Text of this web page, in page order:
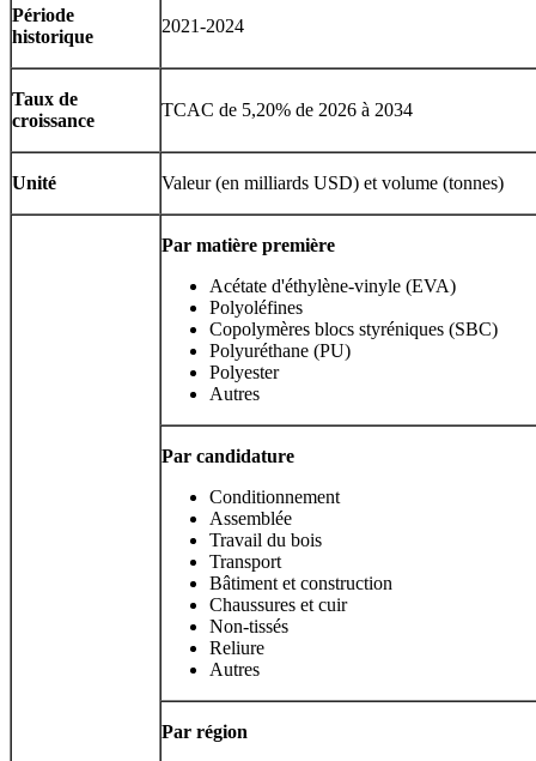
Période
historique
2021-2024
Taux de
croissance
TCAC de 5,20% de 2026 à 2034
Unité Valeur (en milliards USD) et volume (tonnes)
Par matière première
Acétate d'éthylène-vinyle (EVA)
Polyoléfines
Copolymères blocs styréniques (SBC)
Polyuréthane (PU)
Polyester
Autres
Par candidature
Conditionnement
Assemblée
Travail du bois
Transport
Bâtiment et construction
Chaussures et cuir
Non-tissés
Reliure
Autres
Par région